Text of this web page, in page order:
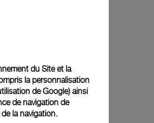
du Site et la
la personnalisation
de Google) ainsi
de navigation de
la navigation.